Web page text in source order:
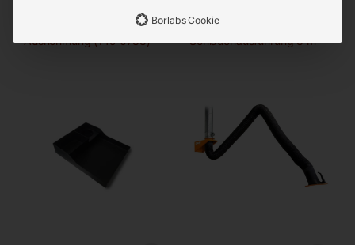
Ablage inkl. Trinkbecher-
Ausnehmung (149 0783)
Absaugarm in
Schlauchausführung 3 m
Borlabs Cookie